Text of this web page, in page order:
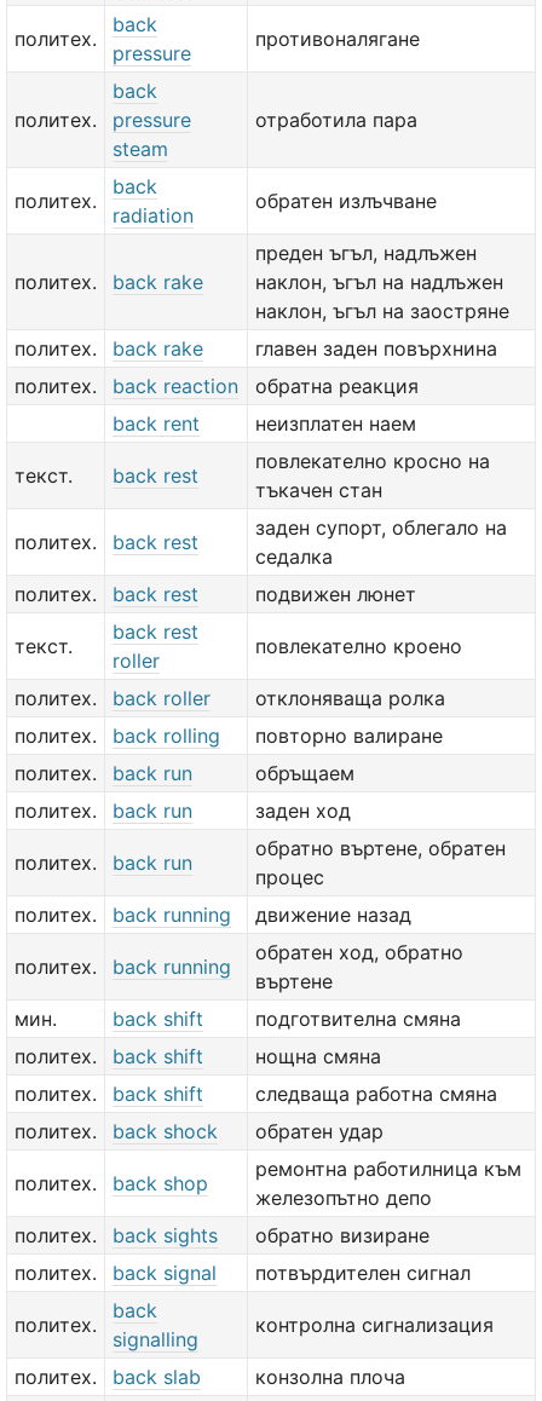
политех.
back
pressure
противоналягане
политех.
back
pressure
steam
отработила пара
политех.
back
radiation
обратен излъчване
политех. back rake
преден ъгъл, надлъжен
наклон, ъгъл на надлъжен
наклон, ъгъл на заостряне
политех.
back rake
главен заден повърхнина
политех.
back reaction
обратна реакция
back rent
неизплатен наем
текст. back rest
повлекателно кросно на
тъкачен стан
политех. back rest
заден супорт, облегало на
седалка
политех.
back rest подвижен люнет
текст.
back rest
roller
повлекателно кроено
политех. back roller
отклоняваща ролка
политех.
back rolling
повторно валиране
политех.
back run
обръщаем
политех.
back run заден ход
политех. back run
обратно въртене, обратен
процес
политех.
back running движение назад
политех. back running
обратен ход, обратно
въртене
мин.
back shift
подготвителна смяна
политех.
back shift
нощна смяна
политех.
back shift
следваща работна смяна
политех.
back shock обратен удар
политех. back shop
ремонтна работилница към
железопътно депо
политех.
back sights
обратно визиране
политех.
back signal потвърдителен сигнал
политех.
back
signalling
контролна сигнализация
политех. back slab
конзолна плоча